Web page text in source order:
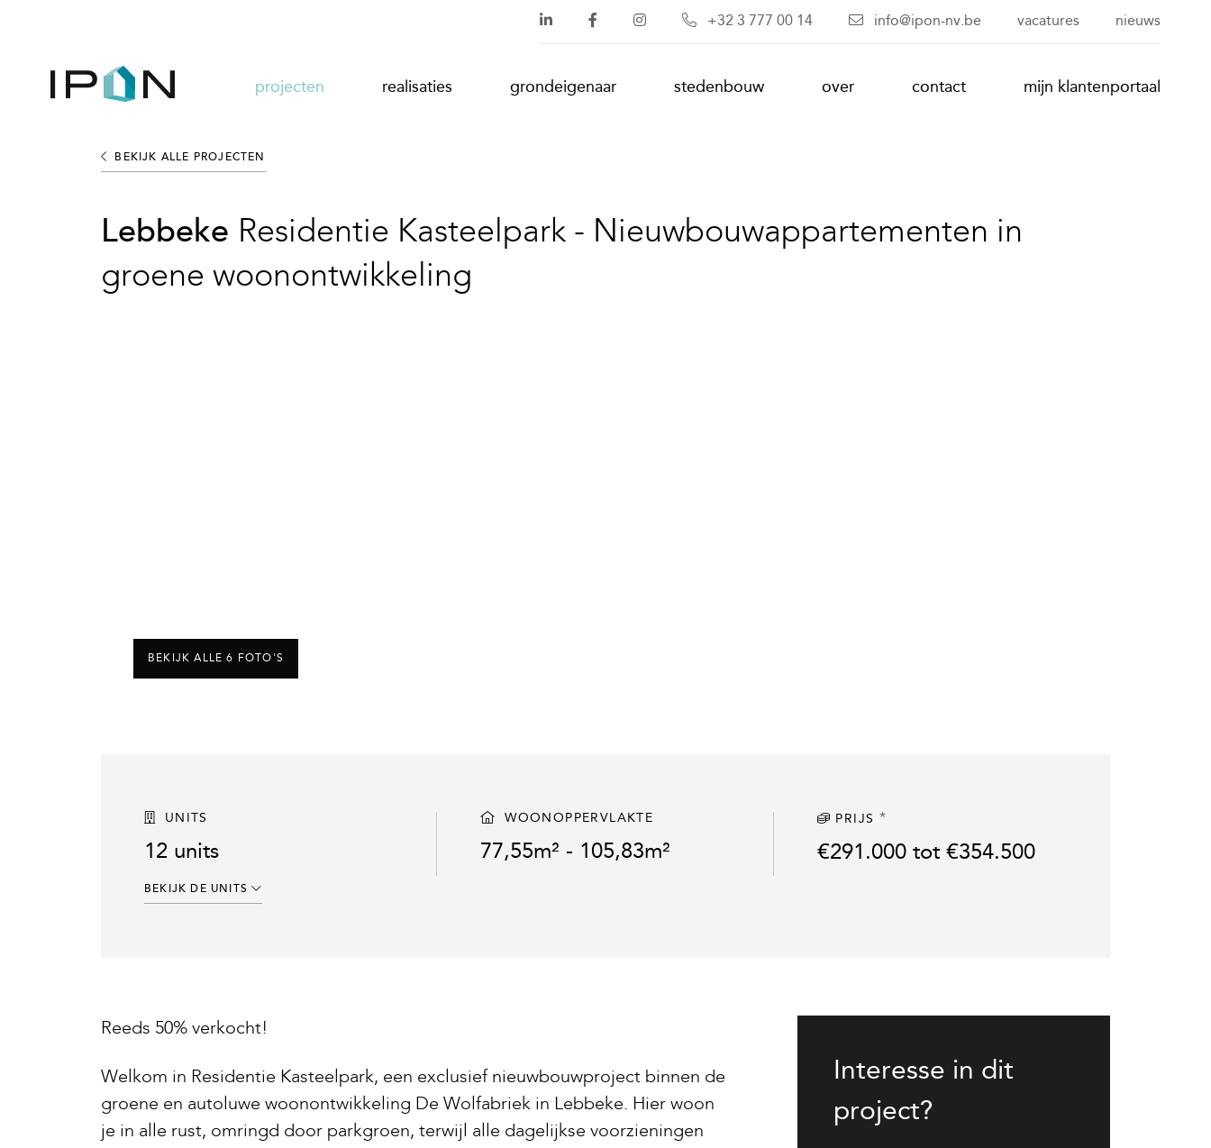
+32 3 777 00 14 info@ipon-nv.be vacatures nieuws
projecten realisaties grondeigenaar stedenbouw over contact mijn klantenportaal
BEKIJK ALLE PROJECTEN
Lebbeke Residentie Kasteelpark - Nieuwbouwappartementen in
groene woonontwikkeling
BEKIJK ALLE 6 FOTO'S
UNITS
12 units
WOONOPPERVLAKTE
77,55m² - 105,83m²
PRIJS *
€291.000 tot €354.500
BEKIJK DE UNITS
Reeds 50% verkocht!
Welkom in Residentie Kasteelpark, een exclusief nieuwbouwproject binnen de
groene en autoluwe woonontwikkeling De Wolfabriek in Lebbeke. Hier woon
je in alle rust, omringd door parkgroen, terwijl alle dagelijkse voorzieningen
Interesse in dit
project?